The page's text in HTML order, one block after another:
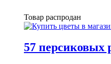
Товар распродан
57 персиковых